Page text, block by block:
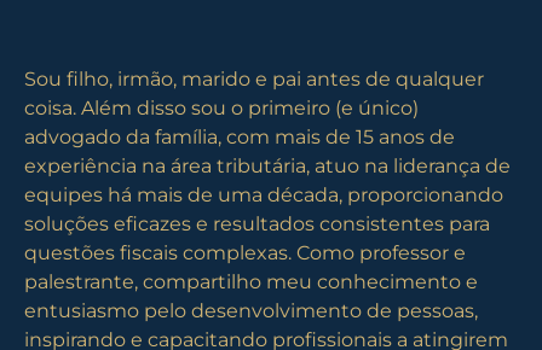
Sou filho, irmão, marido e pai antes de qualquer
coisa. Além disso sou o primeiro (e único)
advogado da família, com mais de 15 anos de
experiência na área tributária, atuo na liderança de
equipes há mais de uma década, proporcionando
soluções eficazes e resultados consistentes para
questões fiscais complexas. Como professor e
palestrante, compartilho meu conhecimento e
entusiasmo pelo desenvolvimento de pessoas,
inspirando e capacitando profissionais a atingirem